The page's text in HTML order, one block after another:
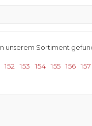
unserem Sortiment
152 153 154 155 156 157